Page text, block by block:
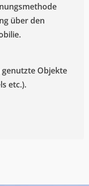
über den
Objekte
etc.).